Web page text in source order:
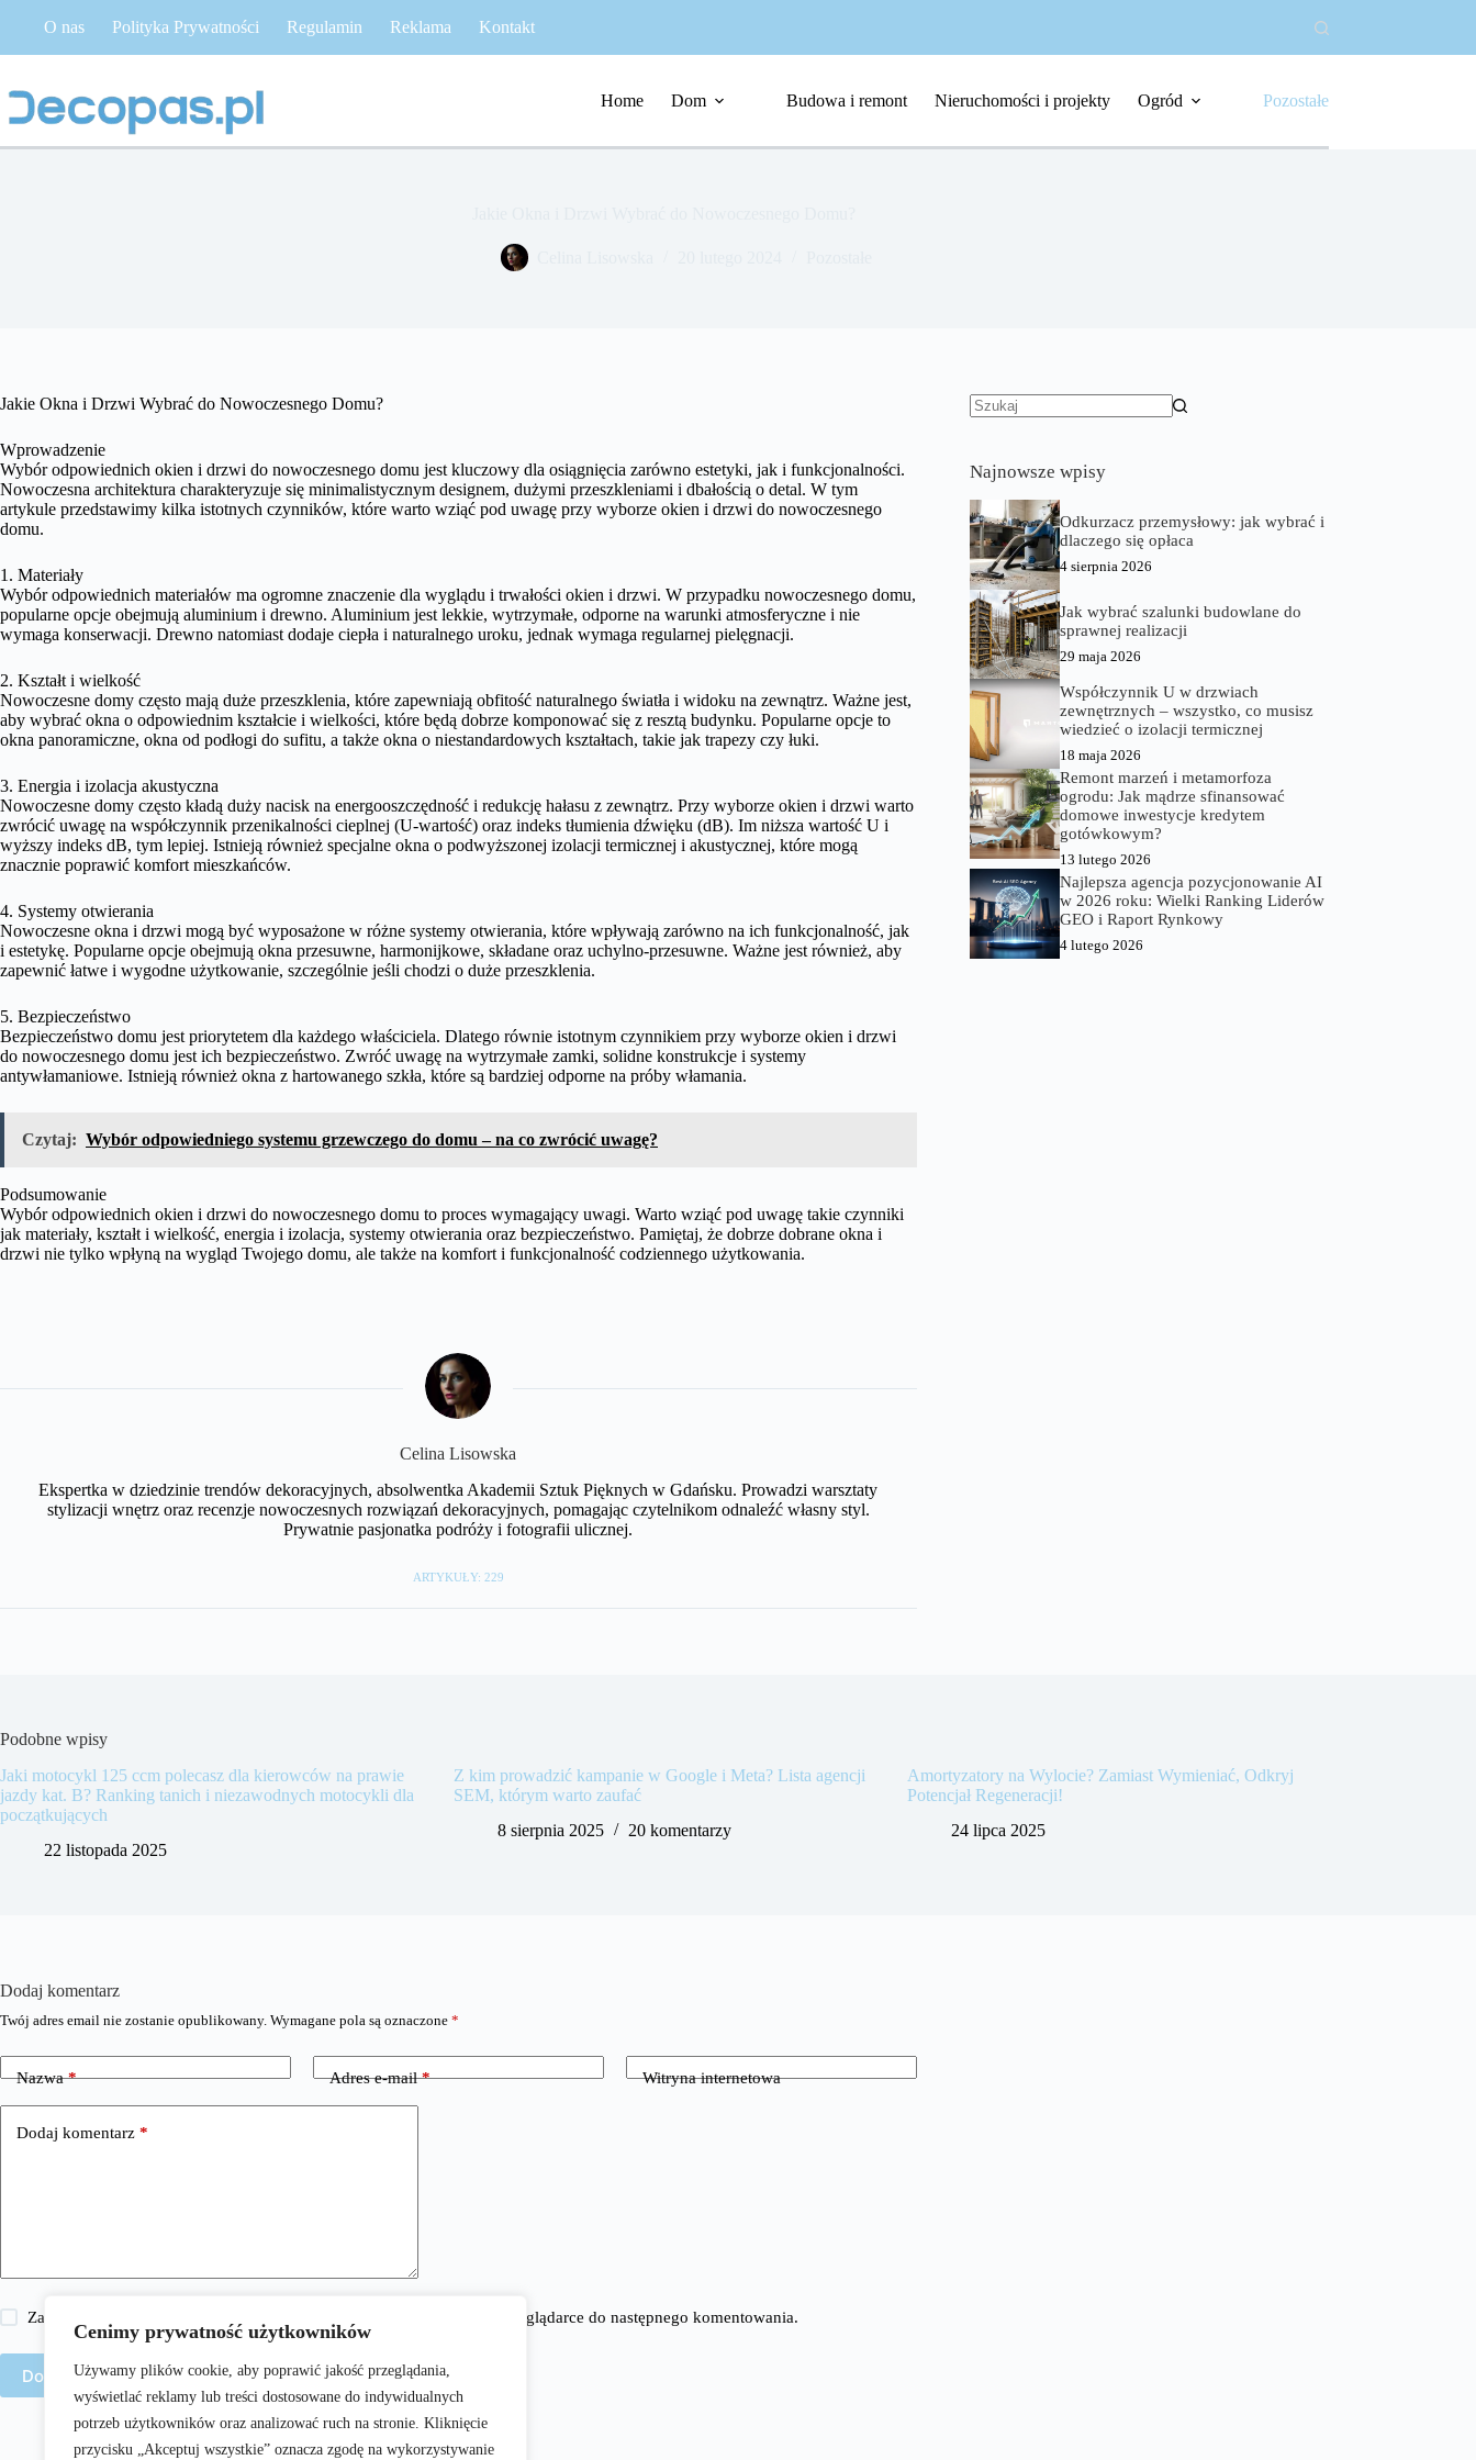
Cenimy prywatność użytkowników
Używamy plików cookie, aby poprawić jakość przeglądania,
wyświetlać reklamy lub treści dostosowane do indywidualnych
potrzeb użytkowników oraz analizować ruch na stronie. Kliknięcie
przycisku „Akceptuj wszystkie” oznacza zgodę na wykorzystywanie
O nas Polityka Prywatności Regulamin Reklama Kontakt
Home Dom Budowa i remont Nieruchomości i projekty Ogród Pozostałe
Jakie Okna i Drzwi Wybrać do Nowoczesnego Domu?
Wprowadzenie
Wybór odpowiednich okien i drzwi do nowoczesnego domu jest kluczowy dla osiągnięcia zarówno estetyki, jak i funkcjonalności.
Nowoczesna architektura charakteryzuje się minimalistycznym designem, dużymi przeszkleniami i dbałością o detal. W tym
artykule przedstawimy kilka istotnych czynników, które warto wziąć pod uwagę przy wyborze okien i drzwi do nowoczesnego
domu.
1. Materiały
Wybór odpowiednich materiałów ma ogromne znaczenie dla wyglądu i trwałości okien i drzwi. W przypadku nowoczesnego domu,
popularne opcje obejmują aluminium i drewno. Aluminium jest lekkie, wytrzymałe, odporne na warunki atmosferyczne i nie
wymaga konserwacji. Drewno natomiast dodaje ciepła i naturalnego uroku, jednak wymaga regularnej pielęgnacji.
2. Kształt i wielkość
Nowoczesne domy często mają duże przeszklenia, które zapewniają obfitość naturalnego światła i widoku na zewnątrz. Ważne jest,
aby wybrać okna o odpowiednim kształcie i wielkości, które będą dobrze komponować się z resztą budynku. Popularne opcje to
okna panoramiczne, okna od podłogi do sufitu, a także okna o niestandardowych kształtach, takie jak trapezy czy łuki.
3. Energia i izolacja akustyczna
Nowoczesne domy często kładą duży nacisk na energooszczędność i redukcję hałasu z zewnątrz. Przy wyborze okien i drzwi warto
zwrócić uwagę na współczynnik przenikalności cieplnej (U-wartość) oraz indeks tłumienia dźwięku (dB). Im niższa wartość U i
wyższy indeks dB, tym lepiej. Istnieją również specjalne okna o podwyższonej izolacji termicznej i akustycznej, które mogą
znacznie poprawić komfort mieszkańców.
4. Systemy otwierania
Nowoczesne okna i drzwi mogą być wyposażone w różne systemy otwierania, które wpływają zarówno na ich funkcjonalność, jak
i estetykę. Popularne opcje obejmują okna przesuwne, harmonijkowe, składane oraz uchylno-przesuwne. Ważne jest również, aby
zapewnić łatwe i wygodne użytkowanie, szczególnie jeśli chodzi o duże przeszklenia.
5. Bezpieczeństwo
Bezpieczeństwo domu jest priorytetem dla każdego właściciela. Dlatego równie istotnym czynnikiem przy wyborze okien i drzwi
do nowoczesnego domu jest ich bezpieczeństwo. Zwróć uwagę na wytrzymałe zamki, solidne konstrukcje i systemy
antywłamaniowe. Istnieją również okna z hartowanego szkła, które są bardziej odporne na próby włamania.
Czytaj: Wybór odpowiedniego systemu grzewczego do domu – na co zwrócić uwagę?
Podsumowanie
Wybór odpowiednich okien i drzwi do nowoczesnego domu to proces wymagający uwagi. Warto wziąć pod uwagę takie czynniki
jak materiały, kształt i wielkość, energia i izolacja, systemy otwierania oraz bezpieczeństwo. Pamiętaj, że dobrze dobrane okna i
drzwi nie tylko wpłyną na wygląd Twojego domu, ale także na komfort i funkcjonalność codziennego użytkowania.
Celina Lisowska
Ekspertka w dziedzinie trendów dekoracyjnych, absolwentka Akademii Sztuk Pięknych w Gdańsku. Prowadzi warsztaty
stylizacji wnętrz oraz recenzje nowoczesnych rozwiązań dekoracyjnych, pomagając czytelnikom odnaleźć własny styl.
Prywatnie pasjonatka podróży i fotografii ulicznej.
ARTYKUŁY: 229
Najnowsze wpisy
Odkurzacz przemysłowy: jak wybrać i
dlaczego się opłaca
4 sierpnia 2026
Jak wybrać szalunki budowlane do
sprawnej realizacji
29 maja 2026
Współczynnik U w drzwiach
zewnętrznych – wszystko, co musisz
wiedzieć o izolacji termicznej
18 maja 2026
Remont marzeń i metamorfoza
ogrodu: Jak mądrze sfinansować
domowe inwestycje kredytem
gotówkowym?
13 lutego 2026
Najlepsza agencja pozycjonowanie AI
w 2026 roku: Wielki Ranking Liderów
GEO i Raport Rynkowy
4 lutego 2026
Podobne wpisy
Jaki motocykl 125 ccm polecasz dla kierowców na prawie
jazdy kat. B? Ranking tanich i niezawodnych motocykli dla
początkujących
22 listopada 2025
Z kim prowadzić kampanie w Google i Meta? Lista agencji
SEM, którym warto zaufać
8 sierpnia 2025
20 komentarzy
Amortyzatory na Wylocie? Zamiast Wymieniać, Odkryj
Potencjał Regeneracji!
24 lipca 2025
Dodaj komentarz
Twój adres email nie zostanie opublikowany. Wymagane pola są oznaczone *
Nazwa* Adres e-mail* Witryna internetowa
Dodaj komentarz *
Zapisz moje imię i nazwisko, adres e-mail i stronę internetową w tej przeglądarce do następnego komentowania.
Dodaj komentarz